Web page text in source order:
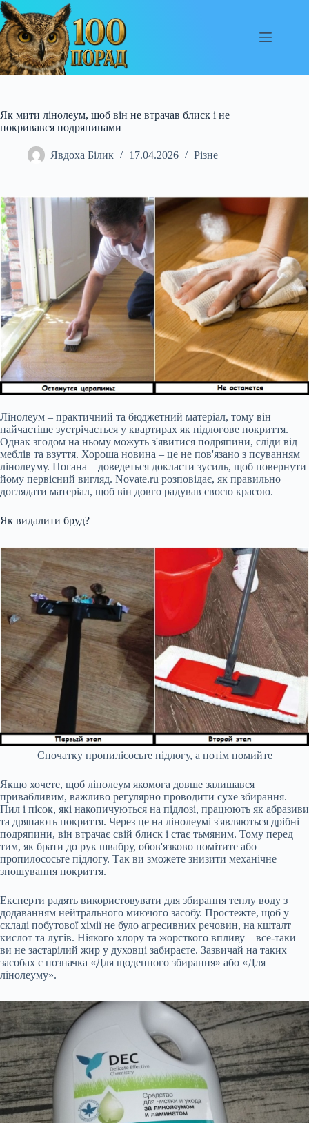
Перейти
до
вмісту
Як мити лінолеум, щоб він не втрачав блиск і не
покривався подряпинами
Явдоха Білик 17.04.2026 Різне
Лінолеум – практичний та бюджетний матеріал, тому він
найчастіше зустрічається у квартирах як підлогове покриття.
Однак згодом на ньому можуть з'явитися подряпини, сліди від
меблів та взуття. Хороша новина – це не пов'язано з псуванням
лінолеуму. Погана – доведеться докласти зусиль, щоб повернути
йому первісний вигляд. Novate.ru розповідає, як правильно
доглядати матеріал, щоб він довго радував своєю красою.
Як видалити бруд?
Спочатку пропилісосьте підлогу, а потім помийте
Якщо хочете, щоб лінолеум якомога довше залишався
привабливим, важливо регулярно проводити сухе збирання.
Пил і пісок, які накопичуються на підлозі, працюють як абразиви
та дряпають покриття. Через це на лінолеумі з'являються дрібні
подряпини, він втрачає свій блиск і стає тьмяним. Тому перед
тим, як брати до рук швабру, обов'язково помітите або
пропилососьте підлогу. Так ви зможете знизити механічне
зношування покриття.
Експерти радять використовувати для збирання теплу воду з
додаванням нейтрального миючого засобу. Простежте, щоб у
складі побутової хімії не було агресивних речовин, на кшталт
кислот та лугів. Ніякого хлору та жорсткого впливу – все-таки
ви не застарілий жир у духовці забираєте. Зазвичай на таких
засобах є позначка «Для щоденного збирання» або «Для
лінолеуму».